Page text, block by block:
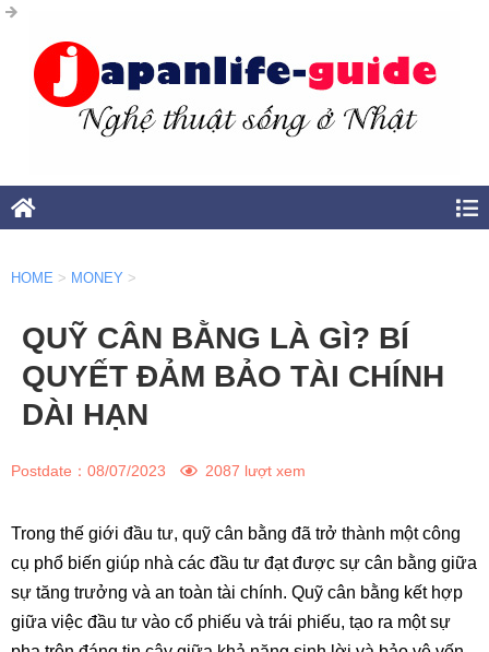
HOME > MONEY >
QUỸ CÂN BẰNG LÀ GÌ? BÍ
QUYẾT ĐẢM BẢO TÀI CHÍNH
DÀI HẠN
Postdate： 08/07/2023 2087 lượt xem
Trong thế giới đầu tư, quỹ cân bằng đã trở thành một công
cụ phổ biến giúp nhà các đầu tư đạt được sự cân bằng giữa
sự tăng trưởng và an toàn tài chính. Quỹ cân bằng kết hợp
giữa việc đầu tư vào cổ phiếu và trái phiếu, tạo ra một sự